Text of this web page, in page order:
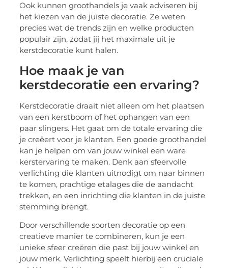
Ook kunnen groothandels je vaak adviseren bij
het kiezen van de juiste decoratie. Ze weten
precies wat de trends zijn en welke producten
populair zijn, zodat jij het maximale uit je
kerstdecoratie kunt halen.
Hoe maak je van
kerstdecoratie een ervaring?
Kerstdecoratie draait niet alleen om het plaatsen
van een kerstboom of het ophangen van een
paar slingers. Het gaat om de totale ervaring die
je creëert voor je klanten. Een goede groothandel
kan je helpen om van jouw winkel een ware
kerstervaring te maken. Denk aan sfeervolle
verlichting die klanten uitnodigt om naar binnen
te komen, prachtige etalages die de aandacht
trekken, en een inrichting die klanten in de juiste
stemming brengt.
Door verschillende soorten decoratie op een
creatieve manier te combineren, kun je een
unieke sfeer creëren die past bij jouw winkel en
jouw merk. Verlichting speelt hierbij een cruciale